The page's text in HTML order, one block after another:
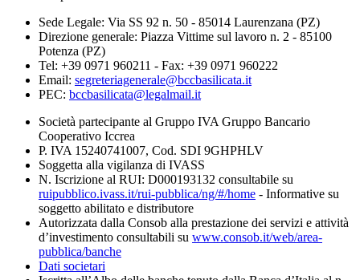
Sede Legale: Via SS 92 n. 50 - 85014 Laurenzana (PZ)
Direzione generale: Piazza Vittime sul lavoro n. 2 - 85100
Potenza (PZ)
Tel: +39 0971 960211 - Fax: +39 0971 960222
Email: segreteriagenerale@bccbasilicata.it
PEC: bccbasilicata@legalmail.it
Società partecipante al Gruppo IVA Gruppo Bancario
Cooperativo Iccrea
P. IVA 15240741007, Cod. SDI 9GHPHLV
Soggetta alla vigilanza di IVASS
N. Iscrizione al RUI: D000193132 consultabile su
ruipubblico.ivass.it/rui-pubblica/ng/#/home - Informative su
soggetto abilitato e distributore
Autorizzata dalla Consob alla prestazione dei servizi e attività
d’investimento consultabili su www.consob.it/web/area-
pubblica/banche
Dati societari